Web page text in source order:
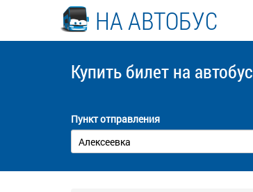
НА АВТОБУС
Купить билет на автобус
Пункт отправления